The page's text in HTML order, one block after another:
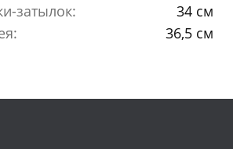
затылок:
34 см
36,5 см